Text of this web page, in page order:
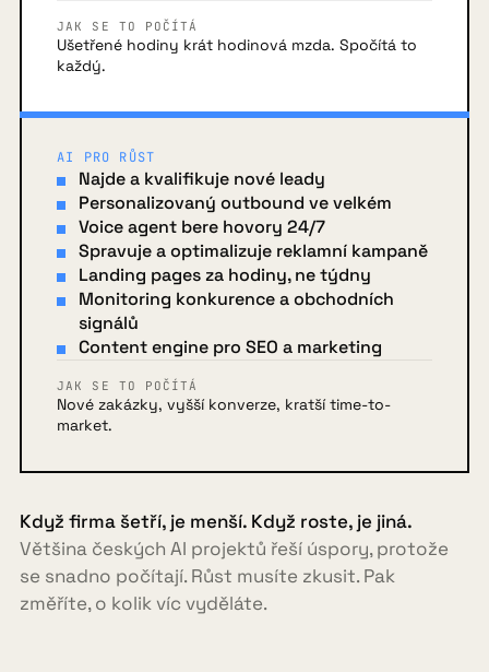
JAK SE TO POČÍTÁ
Ušetřené hodiny krát hodinová mzda. Spočítá to
každý.
AI PRO RŮST
Najde a kvalifikuje nové leady
Personalizovaný outbound ve velkém
Voice agent bere hovory 24/7
Spravuje a optimalizuje reklamní kampaně
Landing pages za hodiny, ne týdny
Monitoring konkurence a obchodních
signálů
Content engine pro SEO a marketing
JAK SE TO POČÍTÁ
Nové zakázky, vyšší konverze, kratší time-to-
market.
Když firma šetří, je menší. Když roste, je jiná.
Většina českých AI projektů řeší úspory, protože
se snadno počítají. Růst musíte zkusit. Pak
změříte, o kolik víc vyděláte.